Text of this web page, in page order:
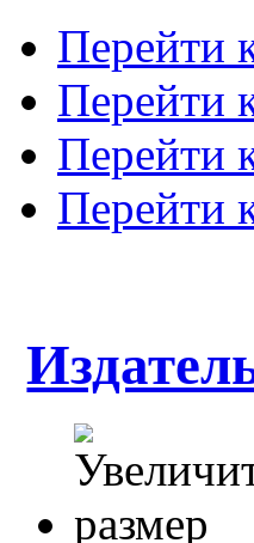
Перейти
Перейти
Перейти
Перейти